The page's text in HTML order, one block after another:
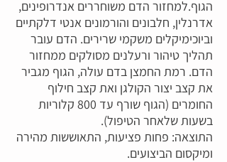
הגוף.למחזור הדם משוחררים אנדרופינים,
אדרנלין, חלבונים והורמונים אנטי דלקתיים
וביוכימיקלים משקמי שרירים. הדם עובר
תהליך טיהור ורעלנים מסולקים ממחזור
הדם. רמת החמצן בדם עולה, הגוף מגביר
את קצב יצור הקולגן ואת קצב חילוף
החומרים (הגוף שורף עד 800 קלוריות
בשעות שלאחר הטיפול).
התוצאה: פחות פציעות, התאוששות מהירה
ומיקסום הביצועים.